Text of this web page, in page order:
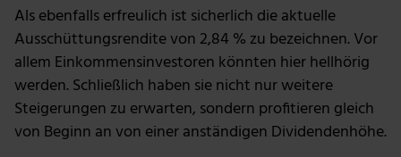
Als ebenfalls erfreulich ist sicherlich die aktuelle
Ausschüttungsrendite von 2,84 % zu bezeichnen. Vor
allem Einkommensinvestoren könnten hier hellhörig
werden. Schließlich haben sie nicht nur weitere
Steigerungen zu erwarten, sondern profitieren gleich
von Beginn an von einer anständigen Dividendenhöhe.